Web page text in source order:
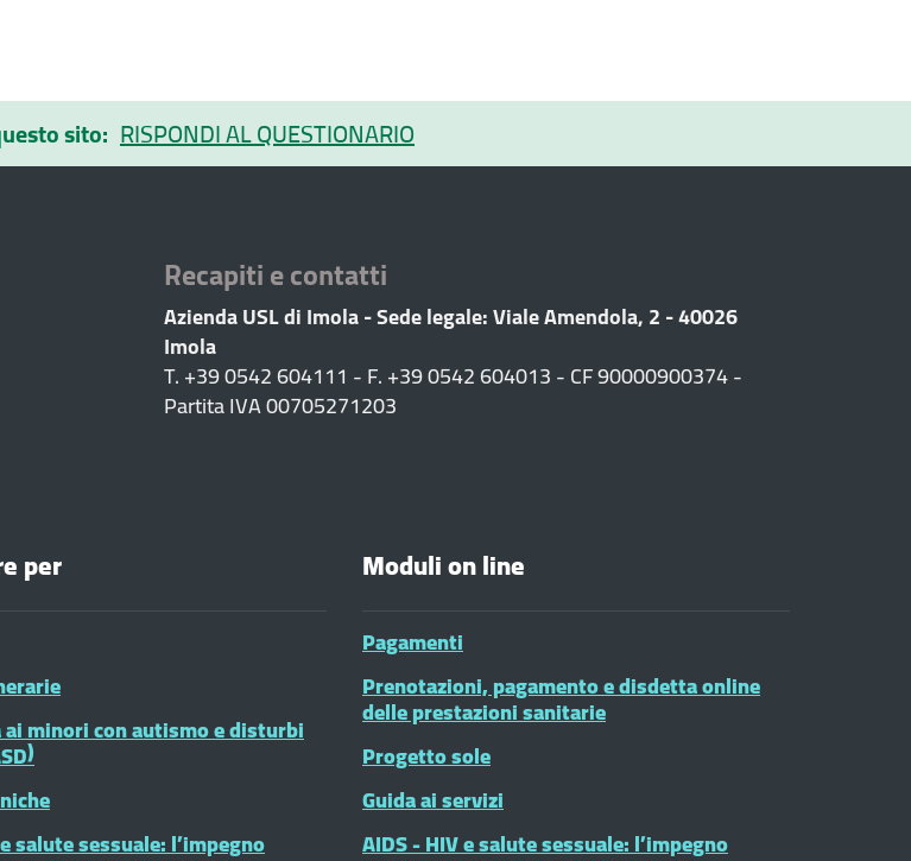
sito: RISPONDI AL QUESTIONARIO
Recapiti e contatti
Azienda USL di Imola - Sede legale: Viale Amendola, 2 - 40026
Imola
T. +39 0542 604111 - F. +39 0542 604013 - CF 90000900374 -
Partita IVA 00705271203
per
minori con autismo e disturbi
salute sessuale: l’impegno
Moduli on line
Pagamenti
Prenotazioni, pagamento e disdetta online
delle prestazioni sanitarie
Progetto sole
Guida ai servizi
AIDS - HIV e salute sessuale: l’impegno